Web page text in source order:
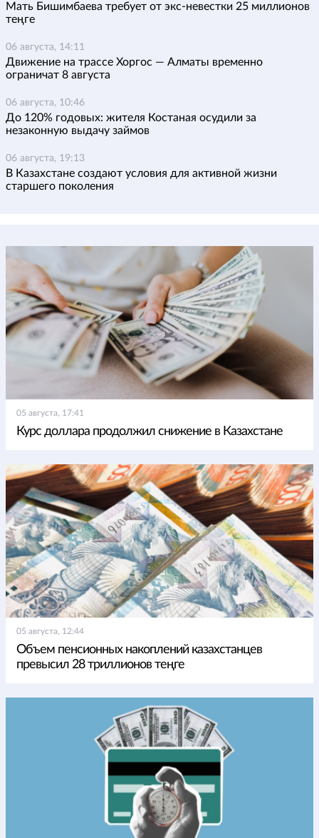
Мать Бишимбаева требует от экс-невестки 25 миллионов
теңге
06 августа, 14:11
Движение на трассе Хоргос — Алматы временно
ограничат 8 августа
06 августа, 10:46
До 120% годовых: жителя Костаная осудили за
незаконную выдачу займов
06 августа, 19:13
В Казахстане создают условия для активной жизни
старшего поколения
05 августа, 17:41
Курс доллара продолжил снижение в Казахстане
05 августа, 12:44
Объем пенсионных накоплений казахстанцев
превысил 28 триллионов теңге